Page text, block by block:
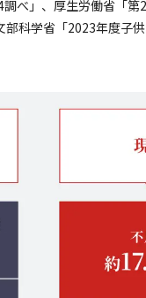
べ」、厚生労働省「
部科学省「2023年度